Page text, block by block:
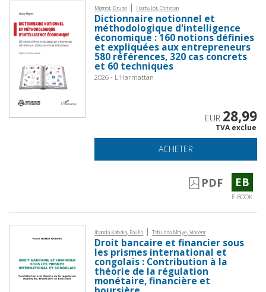
Mignot, Bruno | Harbulot, Christian
Dictionnaire notionnel et
méthodologique d'intelligence
économique : 160 notions définies
et expliquées aux entrepreneurs
580 références, 320 cas concrets
et 60 techniques
2026 - L'Harmattan
EUR 28,99
TVA exclue
ACHETER
PDF EB
E-BOOK
Ibanda Kabaka, Paulin | Tshiunza Mbiye, Vincent
Droit bancaire et financier sous
les prismes international et
congolais : Contribution à la
théorie de la régulation
monétaire, financière et